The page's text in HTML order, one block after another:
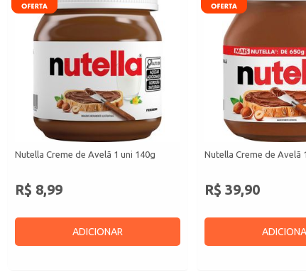
Nutella Creme de Avelã 1 uni 140g
R$ 8,99
ADICIONAR
Nutella Creme de Avelã
R$ 39,90